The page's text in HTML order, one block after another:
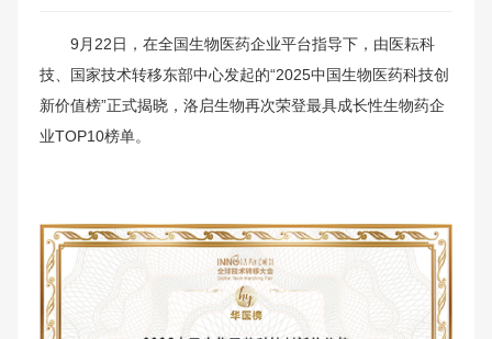
9月22日，在全国生物医药企业平台指导下，由医耘科
技、国家技术转移东部中心发起的“2025中国生物医药科技创
新价值榜”正式揭晓，洛启生物再次荣登最具成长性生物药企
业TOP10榜单。